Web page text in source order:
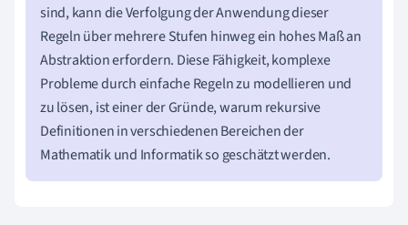
sind, kann die Verfolgung der Anwendung dieser
Regeln über mehrere Stufen hinweg ein hohes Maß an
Abstraktion erfordern. Diese Fähigkeit, komplexe
Probleme durch einfache Regeln zu modellieren und
zu lösen, ist einer der Gründe, warum rekursive
Definitionen in verschiedenen Bereichen der
Mathematik und Informatik so geschätzt werden.